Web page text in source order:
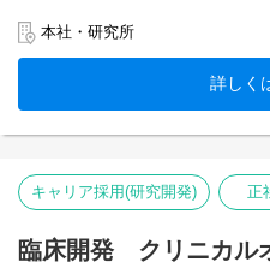
ただける方を募集します。
当部門は当社で使用するすべて
究部門と密接に連携しながら、
を提供する中核的な役割を果た
す。自身の技術を活かしながら
本社・研究所
詳しく
キャリア採用(研究開発) 正
臨床開発 クリニカル